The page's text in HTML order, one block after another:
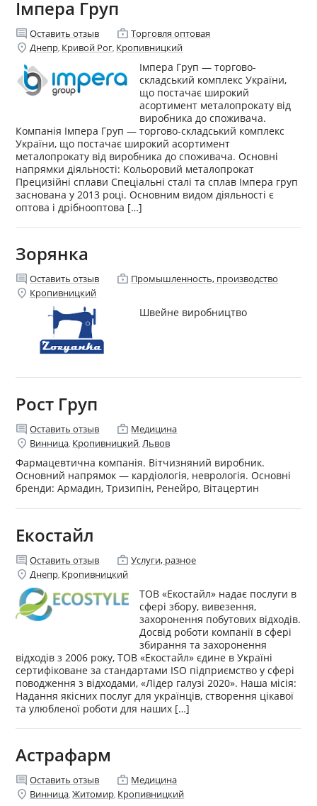
Імпера Груп
comment Оставить отзыв enterprise Торговля оптовая
location_on Днепр, Кривой Рог, Кропивницкий
Імпера Груп — торгово-
складський комплекс України,
що постачає широкий
асортимент металопрокату від
виробника до споживача.
Компанія Імпера Груп — торгово-складський комплекс
України, що постачає широкий асортимент
металопрокату від виробника до споживача. Основні
напрямки діяльності: Кольоровий металопрокат
Прецизійні сплави Спеціальні сталі та сплав Імпера груп
заснована у 2013 році. Основним видом діяльності є
оптова і дрібнооптова […]
Зорянка
comment Оставить отзыв enterprise Промышленность, производство
location_on Кропивницкий
Швейне виробництво
Рост Груп
comment Оставить отзыв enterprise Медицина
location_on Винница, Кропивницкий,Львов
Фармацевтична компанія. Вітчизняний виробник.
Основний напрямок — кардіологія, неврологія. Основні
бренди: Армадин, Тризипін, Ренейро, Вітацертин
Екостайл
comment Оставить отзыв enterprise Услуги, разное
location_on Днепр Кропивницкий
ТОВ «Екостайл» надає послуги в
сфері збору, вивезення,
захоронення побутових відходів.
Досвід роботи компанії в сфері
збирання та захоронення
відходів з 2006 року, ТОВ «Екостайл» єдине в Україні
сертифіковане за стандартами ISO підприємство у сфері
поводження з відходами, «Лідер галузі 2020». Наша місія:
Надання якісних послуг для українців, створення цікавої
та улюбленої роботи для наших […]
Астрафарм
comment Оставить отзыв enterprise Медицина
location_on Винница,Житомир, Кропивницкий